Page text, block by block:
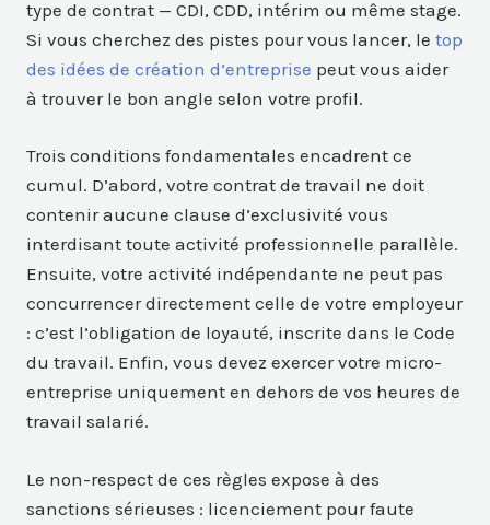
type de contrat — CDI, CDD, intérim ou même stage.
Si vous cherchez des pistes pour vous lancer, letop
des idées de création d’entreprise peut vous aider
à trouver le bon angle selon votre profil.
Trois conditions fondamentales encadrent ce
cumul. D’abord, votre contrat de travail ne doit
contenir aucune clause d’exclusivité vous
interdisant toute activité professionnelle parallèle.
Ensuite, votre activité indépendante ne peut pas
concurrencer directement celle de votre employeur
: c’est l’obligation de loyauté, inscrite dans le Code
du travail. Enfin, vous devez exercer votre micro-
entreprise uniquement en dehors de vos heures de
travail salarié.
Le non-respect de ces règles expose à des
sanctions sérieuses : licenciement pour faute